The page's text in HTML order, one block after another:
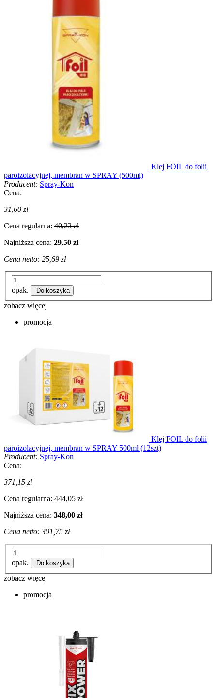
Klej FOIL do folii
paroizolacyjnej, membran w SPRAY (500ml)
Producent: Spray-Kon
Cena:
31,60 zł
Cena regularna: 40,23 zł
Najniższa cena: 29,50 zł
Cena netto: 25,69 zł
opak. Do koszyka
zobacz więcej
promocja
Klej FOIL do folii
paroizolacyjnej, membran w SPRAY 500ml (12szt)
Producent: Spray-Kon
Cena:
371,15 zł
Cena regularna: 444,05 zł
Najniższa cena: 348,00 zł
Cena netto: 301,75 zł
opak. Do koszyka
zobacz więcej
promocja